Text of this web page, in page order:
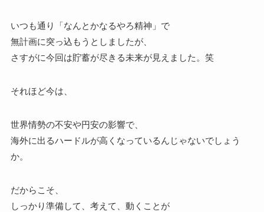
いつも通り「なんとかなるやろ精神」で
無計画に突っ込もうとしましたが、
さすがに今回は貯蓄が尽きる未来が見えました。笑
それほど今は、
世界情勢の不安や円安の影響で、
海外に出るハードルが高くなっているんじゃないでしょう
か。
だからこそ、
しっかり準備して、考えて、動くことが